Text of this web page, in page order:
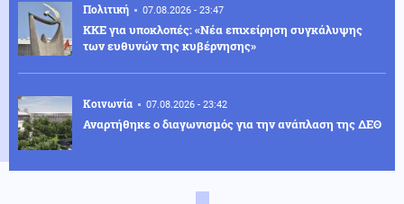
Πολιτική 07.08.2026 - 23:47
ΚΚΕ για υποκλοπές: «Νέα επιχείρηση συγκάλυψης
των ευθυνών της κυβέρνησης»
Κοινωνία 07.08.2026 - 23:42
Αναρτήθηκε ο διαγωνισμός για την ανάπλαση της ΔΕΘ